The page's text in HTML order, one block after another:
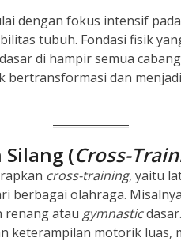
dengan fokus intensif
tubuh. Fondasi fisik
di hampir semua
bertransformasi dan
(Cross-
cross-training, yaitu
berbagai olahraga.
renang atau gymnastic
keterampilan motorik luas,